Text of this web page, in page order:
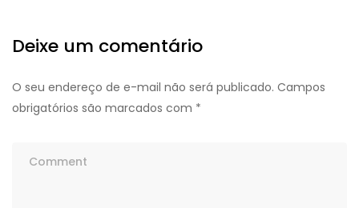
Deixe um comentário
O seu endereço de e-mail não será publicado. Campos
obrigatórios são marcados com *